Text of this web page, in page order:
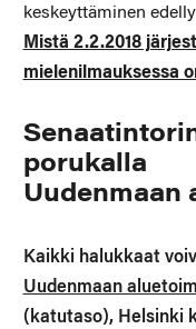
keskeyttäminen
Mistä 2.2.2018
mielenilmauksessa
porukalla
Uudenmaan
Kaikki halukkaat
Uudenmaan
(katutaso), Helsinki